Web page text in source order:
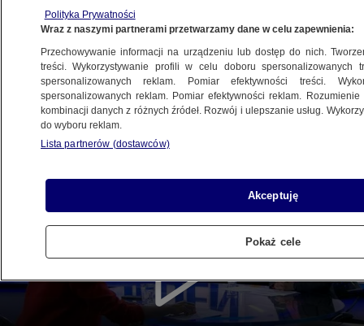
Polityka Prywatności
Wraz z naszymi partnerami przetwarzamy dane w celu zapewnienia:
Przechowywanie informacji na urządzeniu lub dostęp do nich.
treści. Wykorzystywanie profili w celu doboru spersonalizowanych
spersonalizowanych reklam. Pomiar efektywności treści.
spersonalizowanych reklam. Pomiar efektywności reklam.
kombinacji danych z różnych źródeł. Rozwój i ulepszanie usług.
do wyboru reklam.
Lista partnerów (dostawców)
Akceptuję
Pokaż cele